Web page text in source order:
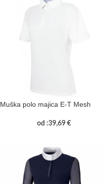
Muška polo majica E-T Mesh
od :39,69 €